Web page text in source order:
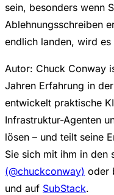
sein, besonders wenn
Ablehnungsschreiben
endlich landen, wird es
Autor: Chuck Conway
Jahren Erfahrung in
entwickelt praktische
Infrastruktur-Agenten
lösen – und teilt seine
Sie sich mit ihm in den
(@chuckconway) oder
und auf SubStack.